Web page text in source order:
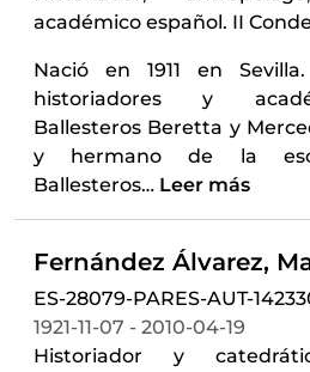
académico español. II
Nació en 1911 en
historiadores y
Ballesteros Beretta y
y hermano de la
Ballesteros… Leer más
ES-28079-PARES-AUT-
1921-11-07 - 2010-04-19
Historiador y